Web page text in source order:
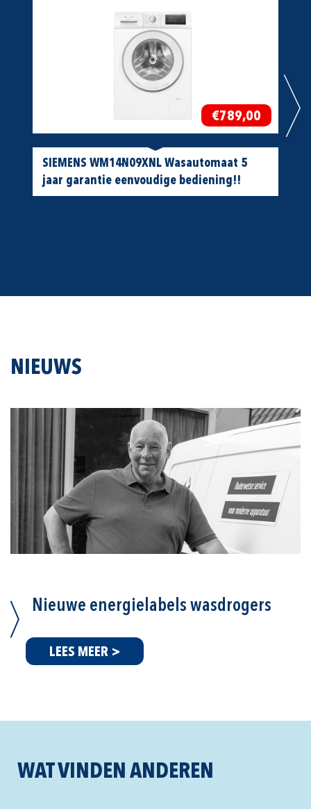
€789,00
SIEMENS WM14N09XNL Wasautomaat 5
jaar garantie eenvoudige bediening!!
NIEUWS
Nieuwe energielabels wasdrogers
LEES MEER >
WAT VINDEN ANDEREN